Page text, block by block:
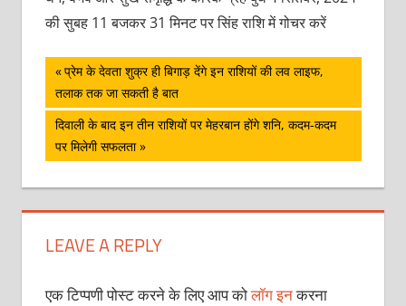
की सुबह 11 बजकर 31 मिनट पर सिंह राशि में गोचर करें
पोस्ट
नेविगेशन
Previous
Post:
प्रेम के देवता शुक्र ही बिगाड़ देंगे इन राशियों की लव लाइफ,
तलाक तक जा सकती है बात
Next
Post:
दिवाली के बाद इन तीन राशियों पर मेहरबान होंगे शनि, कदम-कदम
पर मिलेगी सफलता
LEAVE A REPLY
एक टिप्पणी पोस्ट करने के लिए आप कोलॉग इनकरना